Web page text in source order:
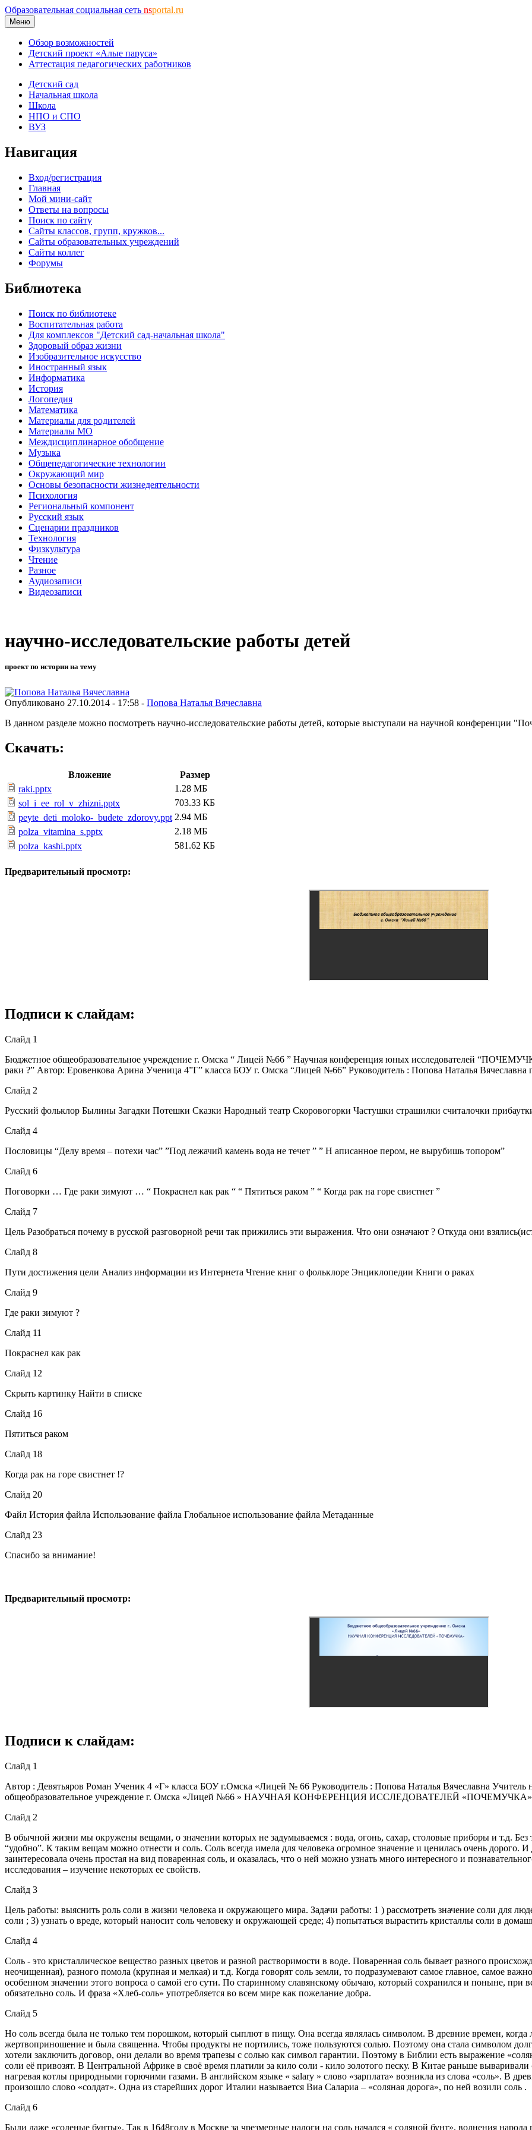
Образовательная социальная сеть nsportal.ru
Меню
Обзор возможностей
Детский проект «Алые паруса»
Аттестация педагогических работников
Детский сад
Начальная школа
Школа
НПО и СПО
ВУЗ
Навигация
Вход/регистрация
Главная
Мой мини-сайт
Ответы на вопросы
Поиск по сайту
Сайты классов, групп, кружков...
Сайты образовательных учреждений
Сайты коллег
Форумы
Библиотека
Поиск по библиотеке
Воспитательная работа
Для комплексов "Детский сад-начальная школа"
Здоровый образ жизни
Изобразительное искусство
Иностранный язык
Информатика
История
Логопедия
Математика
Материалы для родителей
Материалы МО
Междисциплинарное обобщение
Музыка
Общепедагогические технологии
Окружающий мир
Основы безопасности жизнедеятельности
Психология
Региональный компонент
Русский язык
Сценарии праздников
Технология
Физкультура
Чтение
Разное
Аудиозаписи
Видеозаписи
научно-исследовательские работы детей
проект по истории на тему
Опубликовано 27.10.2014 - 17:58 - Попова Наталья Вячеславна
В данном разделе можно посмотреть научно-исследовательские работы детей, которые выступали на научной конференции
Скачать:
Вложение
Размер
raki.pptx
1.28 МБ
sol_i_ee_rol_v_zhizni.pptx
703.33 КБ
peyte_deti_moloko-_budete_zdorovy.ppt 2.94 МБ
polza_vitamina_s.pptx
2.18 МБ
polza_kashi.pptx
581.62 КБ
Предварительный просмотр:
Подписи к слайдам:
Слайд 1
Бюджетное общеобразовательное учреждение г. Омска “ Лицей №66 ” Научная конференция юных исследователей
раки ?” Автор: Еровенкова Арина Ученица 4”Г” класса БОУ г. Омска “Лицей №66” Руководитель : Попова Наталья Вячеславна
Слайд 2
Русский фольклор Былины Загадки Потешки Сказки Народный театр Скоровогорки Частушки страшилки считалочки
Слайд 4
Пословицы “Делу время – потехи час” ”Под лежачий камень вода не течет ” ” Н аписанное пером, не вырубишь топором”
Слайд 6
Поговорки … Где раки зимуют … “ Покраснел как рак “ “ Пятиться раком ” “ Когда рак на горе свистнет ”
Слайд 7
Цель Разобраться почему в русской разговорной речи так прижились эти выражения. Что они означают ? Откуда они
Слайд 8
Пути достижения цели Анализ информации из Интернета Чтение книг о фольклоре Энциклопедии Книги о раках
Слайд 9
Где раки зимуют ?
Слайд 11
Покраснел как рак
Слайд 12
Скрыть картинку Найти в списке
Слайд 16
Пятиться раком
Слайд 18
Когда рак на горе свистнет !?
Слайд 20
Файл История файла Использование файла Глобальное использование файла Метаданные
Слайд 23
Спасибо за внимание!
Предварительный просмотр:
Подписи к слайдам:
Слайд 1
Автор : Девятьяров Роман Ученик 4 «Г» класса БОУ г.Омска «Лицей № 66 Руководитель : Попова Наталья Вячеславна Учитель
общеобразовательное учреждение г. Омска «Лицей №66 » НАУЧНАЯ КОНФЕРЕНЦИЯ ИССЛЕДОВАТЕЛЕЙ «ПОЧЕМУЧКА»
Слайд 2
В обычной жизни мы окружены вещами, о значении которых не задумываемся : вода, огонь, сахар, столовые приборы и т.д.
“удобно”. К таким вещам можно отнести и соль. Соль всегда имела для человека огромное значение и ценилась очень дорого.
заинтересовала очень простая на вид поваренная соль, и оказалась, что о ней можно узнать много интересного и
исследования – изучение некоторых ее свойств.
Слайд 3
Цель работы: выяснить роль соли в жизни человека и окружающего мира. Задачи работы: 1 ) рассмотреть значение соли для
соли ; 3) узнать о вреде, который наносит соль человеку и окружающей среде; 4) попытаться вырастить кристаллы соли в
Слайд 4
Соль - это кристаллическое вещество разных цветов и разной растворимости в воде. Поваренная соль бывает разного
неочищенная), разного помола (крупная и мелкая) и т.д. Когда говорят соль земли, то подразумевают самое главное, самое
особенном значении этого вопроса о самой его сути. По старинному славянскому обычаю, который сохранился и поныне, при
обязательно соль. И фраза «Хлеб-соль» употребляется во всем мире как пожелание добра.
Слайд 5
Но соль всегда была не только тем порошком, который сыплют в пищу. Она всегда являлась символом. В древние времен, когда
жертвоприношение и была священна. Чтобы продукты не портились, тоже пользуются солью. Поэтому она стала символом
хотели заключить договор, они делали во время трапезы с солью как символ гарантии. Поэтому в Библии есть выражение
соли её привозят. В Центральной Африке в своё время платили за кило соли - кило золотого песку. В Китае раньше
нагревая котлы природными горючими газами. В английском языке « salary » слово «зарплата» возникла из слова «соль». В
произошло слово «солдат». Одна из старейших дорог Италии называется Виа Салариа – «соляная дорога», по ней возили соль .
Слайд 6
Были даже «соленые бунты». Так в 1648году в Москве за чрезмерные налоги на соль начался « соляной бунт», волнения